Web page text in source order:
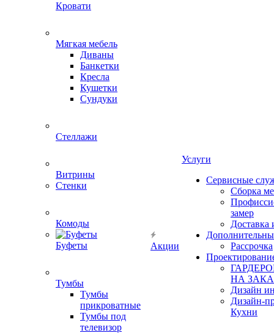
Кровати
Мягкая мебель
Диваны
Банкетки
Кресла
Кушетки
Сундуки
Стеллажи
Витрины
Стенки
Комоды
Буфеты
Тумбы
Тумбы
прикроватные
Тумбы под
телевизор
Акции
Услуги
Сервисные
Сборка
замер
Доставка
Рассрочка
НА
Дизайн
Дизайн-
Кухни